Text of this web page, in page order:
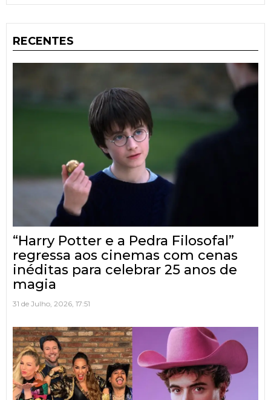
RECENTES
“Harry Potter e a Pedra Filosofal”
regressa aos cinemas com cenas
inéditas para celebrar 25 anos de
magia
31 de Julho, 2026, 17:51